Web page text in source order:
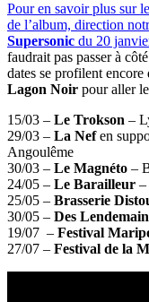
Pour en savoir plus sur
de l’album, direction
Supersonic du 20
faudrait pas passer à
dates se profilent
Lagon Noir pour aller
15/03 – Le Trokson –
29/03 – La Nefen
Angoulême
30/03 – Le Magnéto –
24/05 – Le Barailleur –
25/05 – Brasserie
30/05 – Des
19/07 – Festival
27/07 – Festival de la